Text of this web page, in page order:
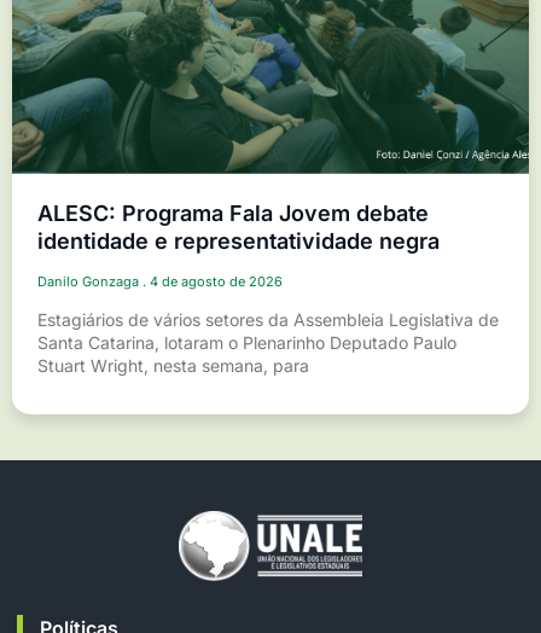
ALESC: Programa Fala Jovem debate
identidade e representatividade negra
Danilo Gonzaga 4 de agosto de 2026
Estagiários de vários setores da Assembleia Legislativa de
Santa Catarina, lotaram o Plenarinho Deputado Paulo
Stuart Wright, nesta semana, para